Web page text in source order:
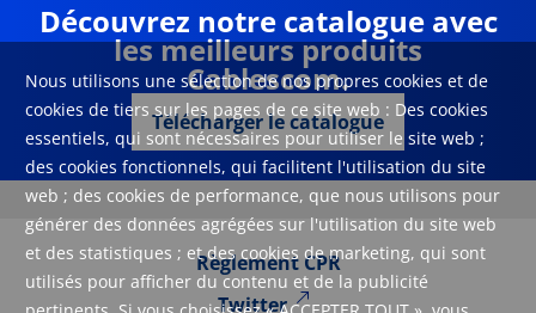
Nous utilisons une sélection de nos propres cookies et de
cookies de tiers sur les pages de ce site web : Des cookies
essentiels, qui sont nécessaires pour utiliser le site web ;
des cookies fonctionnels, qui facilitent l'utilisation du site
web ; des cookies de performance, que nous utilisons pour
générer des données agrégées sur l'utilisation du site web
et des statistiques ; et des cookies de marketing, qui sont
utilisés pour afficher du contenu et de la publicité
Découvrez notre catalogue avec
les meilleurs produits
Cablescom.
Télécharger le catalogue
Règlement CPR
Twitter